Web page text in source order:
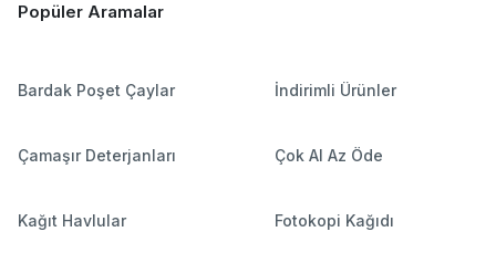
Popüler Aramalar
Bardak Poşet Çaylar İndirimli Ürünler
Çamaşır Deterjanları Çok Al Az Öde
Kağıt Havlular Fotokopi Kağıdı